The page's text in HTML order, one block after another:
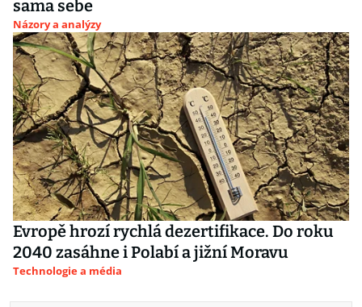
sama sebe
Názory a analýzy
Evropě hrozí rychlá dezertifikace. Do roku
2040 zasáhne i Polabí a jižní Moravu
Technologie a média